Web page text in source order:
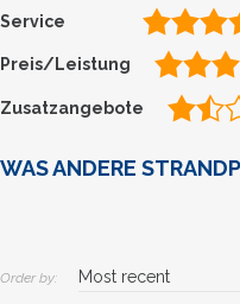
Service
Preis/Leistung
Zusatzangebote
WAS ANDERE
Order by: